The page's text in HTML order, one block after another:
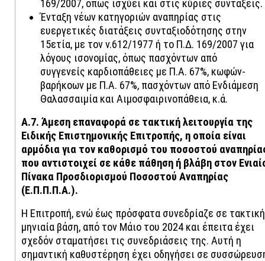
169/2007, όπως ισχύει και στις κύριες συντάξεις.
Ένταξη νέων κατηγοριών αναπηρίας στις
ευεργετικές διατάξεις συνταξιοδότησης στην
15ετία, με τον ν.612/1977 ή το Π.Δ. 169/2007 για
λόγους ισονομίας, όπως πασχόντων από
συγγενείς καρδιοπάθειες με Π.Α. 67%, κωφών-
βαρήκοων με Π.Α. 67%, πασχόντων από Ενδιάμεση
Θαλασσαιμία και Αιμοσφαιρινοπάθεια, κ.ά.
Α.7. Άμεση επαναφορά σε τακτική λειτουργία της
Ειδικής Επιστημονικής Επιτροπής, η οποία είναι
αρμόδια για τον καθορισμό του ποσοστού
που αντιστοιχεί σε κάθε πάθηση ή βλάβη στον
Πίνακα Προσδιορισμού Ποσοστού Αναπηρίας
(Ε.Π.Π.Π.Α.).
Η Επιτροπή, ενώ έως πρόσφατα συνεδρίαζε σε τακτική
μηνιαία βάση, από τον Μάιο του 2024 και έπειτα έχει
σχεδόν σταματήσει τις συνεδριάσεις της. Αυτή η
σημαντική καθυστέρηση έχει οδηγήσει σε